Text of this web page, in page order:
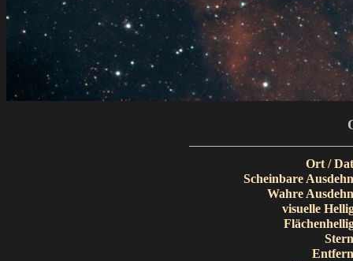
Ort /
Scheinbare
Wahre
visuelle
Flächenh